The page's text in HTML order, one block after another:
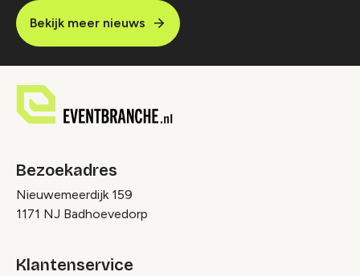
Bekijk meer nieuws
Bezoekadres
Nieuwemeerdijk 159
1171 NJ Badhoevedorp
Klantenservice